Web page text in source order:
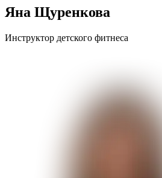
Яна Щуренкова
Инструктор детского фитнеса